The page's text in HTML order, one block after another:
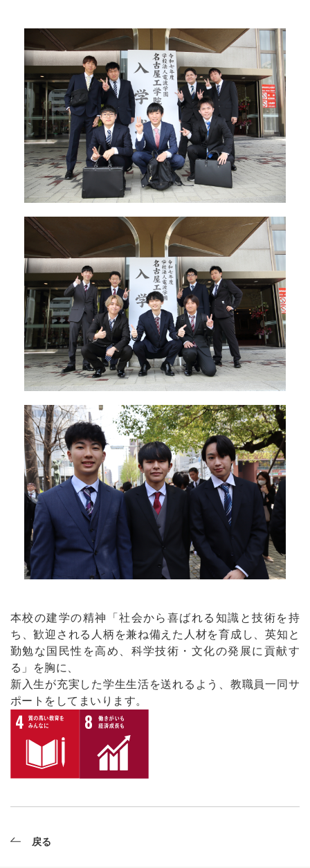
本校の建学の精神「社会から喜ばれる知識と技術を持
ち、歓迎される人柄を兼ね備えた人材を育成し、英知と
勤勉な国民性を高め、科学技術・文化の発展に貢献す
る」を胸に、
新入生が充実した学生生活を送れるよう、教職員一同サ
ポートをしてまいります。
戻る